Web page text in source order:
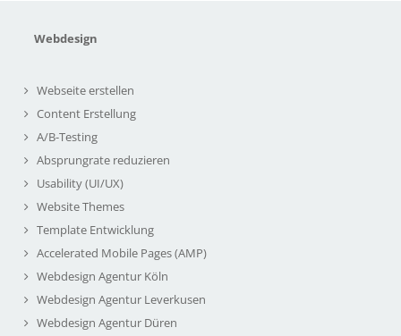
Webdesign
Webseite erstellen
Content Erstellung
A/B-Testing
Absprungrate reduzieren
Usability (UI/UX)
Website Themes
Template Entwicklung
Accelerated Mobile Pages (AMP)
Webdesign Agentur Köln
Webdesign Agentur Leverkusen
Webdesign Agentur Düren